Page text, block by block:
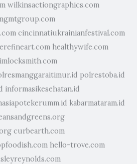
wilkinsactiongraphics.com
cincinnatiukrainianfestival.com
healthywife.com
polrestoba.id
informasikesehatan.id
kabarmataram.id
curbearth.com
hello-trove.com